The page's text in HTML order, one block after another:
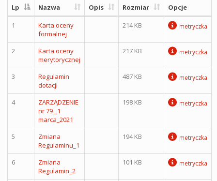
Lp Nazwa Opis Rozmiar Opcje
1
Karta oceny
formalnej
214 KB metryczka
2
Karta oceny
merytorycznej
217 KB metryczka
3
Regulamin
dotacji
487 KB metryczka
4
ZARZĄDZENIE
nr 79 _1
marca_2021
198 KB metryczka
5
Zmiana
Regulaminu_1
194 KB metryczka
6
Zmiana
Regulamin_2
101 KB metryczka